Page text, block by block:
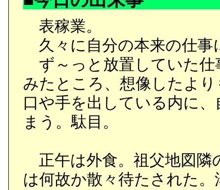
表稼業。
久々に自分の本来の仕事
ず～っと放置していた仕
みたところ、想像したよ
口や手を出している内に
まう。駄目。
正午は外食。祖父地図隣
は何故か散々待たされた。